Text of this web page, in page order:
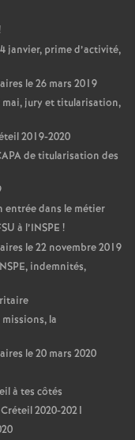
janvier, prime d’activité,
le 26 mars 2019
mai, jury et titularisation,
2019-2020
de titularisation des
entrée dans le métier
à l’INSPE !
le 22 novembre 2019
, indemnités,
la
le 20 mars 2020
à tes côtés
2020-2021